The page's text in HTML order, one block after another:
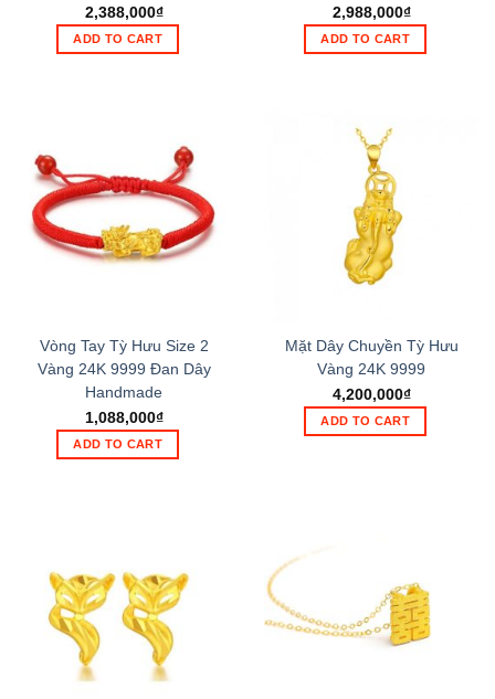
2,388,000₫
ADD TO CART
2,988,000₫
ADD TO CART
Vòng Tay Tỳ Hưu Size 2
Vàng 24K 9999 Đan Dây
Handmade
1,088,000₫
ADD TO CART
Mặt Dây Chuyền Tỳ Hưu
Vàng 24K 9999
4,200,000₫
ADD TO CART